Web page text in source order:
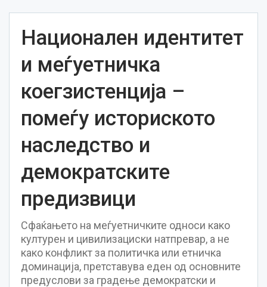
Национален идентитет
и меѓуетничка
коегзистенција –
помеѓу историското
наследство и
демократските
предизвици
Сфаќањето на меѓуетничките односи како
културен и цивилизациски натпревар, а не
како конфликт за политичка или етничка
доминација, претставува еден од основните
предуслови за градење демократски и